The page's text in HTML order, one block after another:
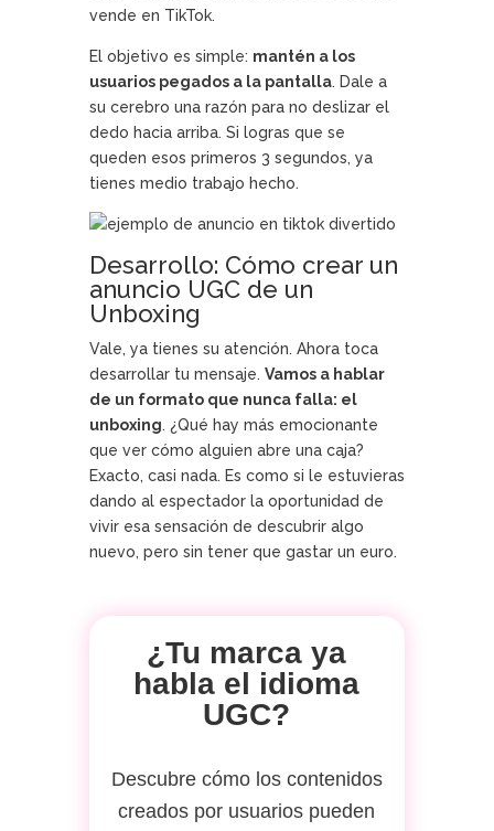
vende en TikTok.
El objetivo es simple: mantén a los
usuarios pegados a la pantalla. Dale a
su cerebro una razón para no deslizar el
dedo hacia arriba. Si logras que se
queden esos primeros 3 segundos, ya
tienes medio trabajo hecho.
Desarrollo: Cómo crear un
anuncio UGC de un
Unboxing
Vale, ya tienes su atención. Ahora toca
desarrollar tu mensaje. Vamos a hablar
de un formato que nunca falla: el
unboxing. ¿Qué hay más emocionante
que ver cómo alguien abre una caja?
Exacto, casi nada. Es como si le estuvieras
dando al espectador la oportunidad de
vivir esa sensación de descubrir algo
nuevo, pero sin tener que gastar un euro.
¿Tu marca ya
habla el idioma
UGC?
Descubre cómo los contenidos
creados por usuarios pueden